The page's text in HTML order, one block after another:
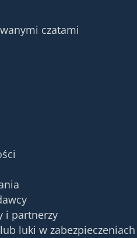
czatami
i partnerzy
lub luki w zabezpieczeniach